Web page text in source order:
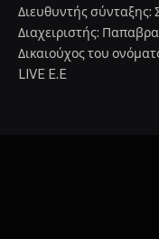
Διευθυντής σύνταξης:
Διαχειριστής:
Δικαιούχος του
LIVE E.E